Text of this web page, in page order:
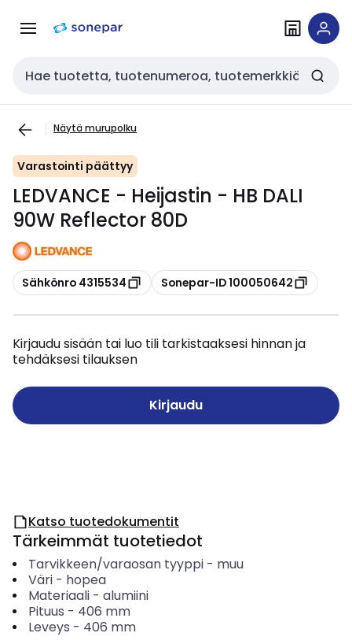
navigointiinsisältöön
Haku
Näytä murupolku
Varastointi päättyy
LEDVANCE - Heijastin - HB DALI
90W Reflector 80D
Kopioi
Sähkönro 4315534 Kopioi
Sonepar-ID 100050642
Kirjaudu sisään tai luo tili tarkistaaksesi hinnan ja
tehdäksesi tilauksen
Kirjaudu
Katso tuotedokumentit
Tärkeimmät tuotetiedot
Tarvikkeen/varaosan tyyppi- muu
Väri- hopea
Materiaali- alumiini
Pituus - 406 mm
Leveys - 406 mm